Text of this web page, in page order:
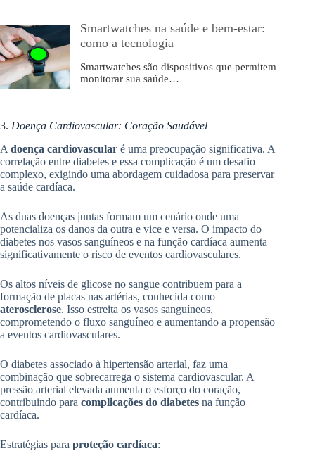
Smartwatches na saúde e bem-estar:
como a tecnologia
Smartwatches são dispositivos que permitem
monitorar sua saúde…
3. Doença Cardiovascular: Coração Saudável
A doença cardiovascular é uma preocupação significativa. A
correlação entre diabetes e essa complicação é um desafio
complexo, exigindo uma abordagem cuidadosa para preservar
a saúde cardíaca.
As duas doenças juntas formam um cenário onde uma
potencializa os danos da outra e vice e versa. O impacto do
diabetes nos vasos sanguíneos e na função cardíaca aumenta
significativamente o risco de eventos cardiovasculares.
Os altos níveis de glicose no sangue contribuem para a
formação de placas nas artérias, conhecida como
aterosclerose. Isso estreita os vasos sanguíneos,
comprometendo o fluxo sanguíneo e aumentando a propensão
a eventos cardiovasculares.
O diabetes associado à hipertensão arterial, faz uma
combinação que sobrecarrega o sistema cardiovascular. A
pressão arterial elevada aumenta o esforço do coração,
contribuindo para complicações do diabetes na função
cardíaca.
Estratégias para proteção cardíaca: